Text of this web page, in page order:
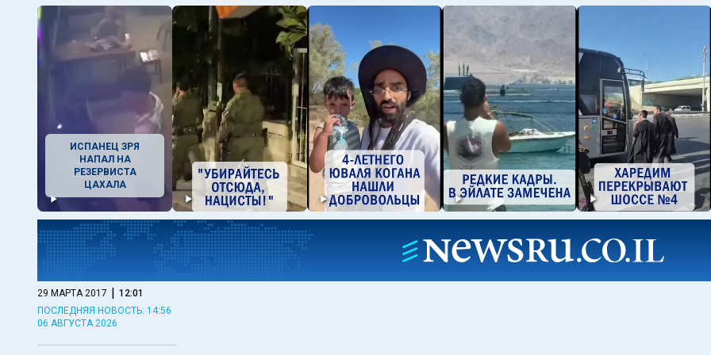
ИСПАНЕЦ ЗРЯ
НАПАЛ НА
РЕЗЕРВИСТА
ЦАХАЛА
29 МАРТА 2017 | 12:01
ПОСЛЕДНЯЯ НОВОСТЬ: 14:56
06 АВГУСТА 2026